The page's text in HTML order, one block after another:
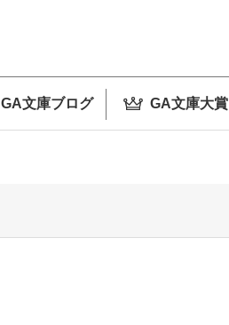
GA文庫ブログ GA文庫大賞